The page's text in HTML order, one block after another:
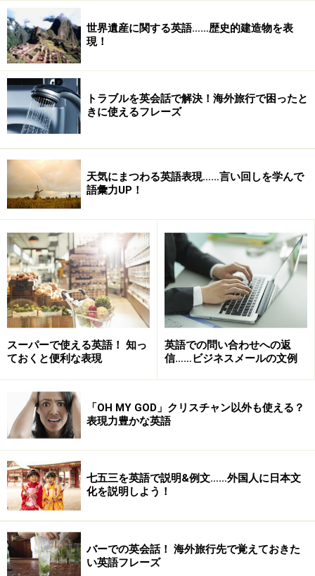
語順感覚を間違えずに話せば文法は問題な
し
あります。それは語順です。これは、僕が作った『英会
話 8秒エクササイズ』の中でも述べています。
主語、動詞から始まって、最後に場所、時間（頻度）で
す。
I studied English at my friend's house yesterday.
（きのう、友達の家で、英語の勉強をしました。）
I go to the gym often.（よくジムに行きます。）
もし、どうしても頭が真っ白になってしまって、うまく
話せないというときは、この語順だけ思い浮かべてくだ
さい。そうすれば必ず通じるはずです。
―― 時制はどうでしょう？
現在形、過去形、未来形、この3つだけマス
ターすればOK
世界遺産に関する英語……歴史的建造物を表
現！
トラブルを英会話で解決！海外旅行で困ったと
きに使えるフレーズ
天気にまつわる英語表現……言い回しを学んで
語彙力UP！
スーパーで使える英語！ 知っ
ておくと便利な表現
英語での問い合わせへの返
信……ビジネスメールの文例
「OH MY GOD」クリスチャン以外も使える？
表現力豊かな英語
七五三を英語で説明&例文……外国人に日本文
化を説明しよう！
バーでの英会話！ 海外旅行先で覚えておきた
い英語フレーズ